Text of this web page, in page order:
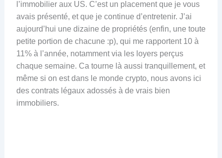
l’immobilier aux US. C’est un placement que je vous
avais présenté, et que je continue d’entretenir. J’ai
aujourd’hui une dizaine de propriétés (enfin, une toute
petite portion de chacune :p), qui me rapportent 10 à
11% à l’année, notamment via les loyers perçus
chaque semaine. Ca tourne là aussi tranquillement, et
même si on est dans le monde crypto, nous avons ici
des contrats légaux adossés à de vrais bien
immobiliers.